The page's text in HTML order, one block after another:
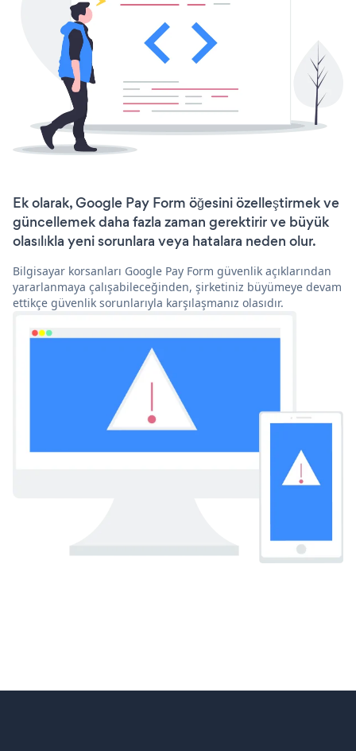
Ek olarak, Google Pay Form öğesini özelleştirmek ve
güncellemek daha fazla zaman gerektirir ve büyük
olasılıkla yeni sorunlara veya hatalara neden olur.
Bilgisayar korsanları Google Pay Form güvenlik açıklarından
yararlanmaya çalışabileceğinden, şirketiniz büyümeye devam
ettikçe güvenlik sorunlarıyla karşılaşmanız olasıdır.